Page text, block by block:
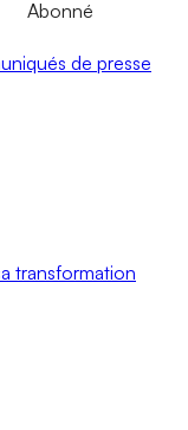
Abonné
de presse
transformation